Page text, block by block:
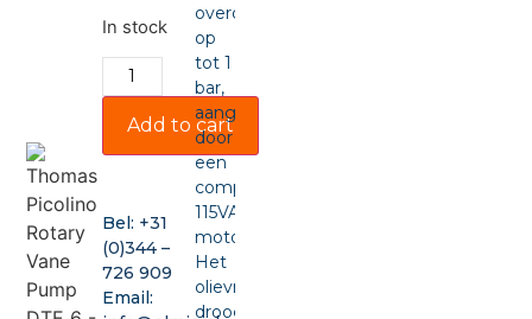
In stock
Add to cart
Bel: +31
(0)344 –
726 909
Email:
overdruk
op
tot 1
bar,
aangedreven
door
een
compacte
115VAC-
motor.
Het
olievrije,
drooglopende